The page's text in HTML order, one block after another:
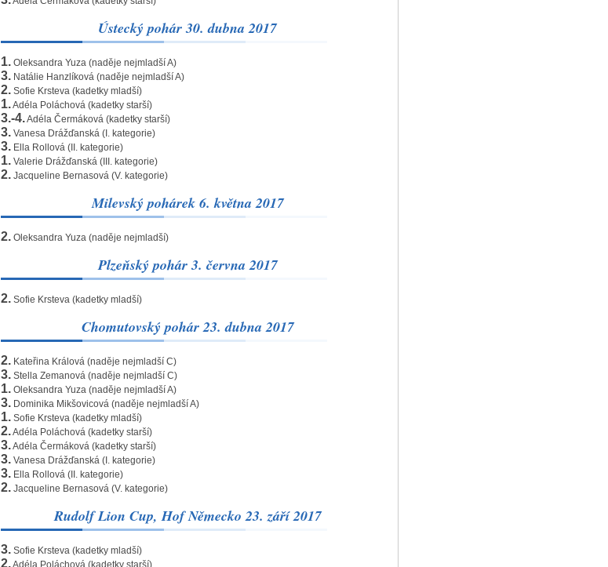
Ústecký pohár 30. dubna 2017
1.Oleksandra Yuza (naděje nejmladší A)
3.Natálie Hanzlíková (naděje nejmladší A)
2.Sofie Krsteva (kadetky mladší)
1.Adéla Poláchová (kadetky starší)
3.-4.Adéla Čermáková (kadetky starší)
3.Vanesa Drážďanská (I. kategorie)
3.Ella Rollová (II. kategorie)
1.Valerie Drážďanská (III. kategorie)
2.Jacqueline Bernasová (V. kategorie)
Milevský pohárek 6. května 2017
2.Oleksandra Yuza (naděje nejmladší)
Plzeňský pohár 3. června 2017
2.Sofie Krsteva (kadetky mladší)
Chomutovský pohár 23. dubna 2017
2.Kateřina Králová (naděje nejmladší C)
3.Stella Zemanová (naděje nejmladší C)
1.Oleksandra Yuza (naděje nejmladší A)
3.Dominika Mikšovicová (naděje nejmladší A)
1.Sofie Krsteva (kadetky mladší)
2.Adéla Poláchová (kadetky starší)
3.Adéla Čermáková (kadetky starší)
3.Vanesa Drážďanská (I. kategorie)
3.Ella Rollová (II. kategorie)
2.Jacqueline Bernasová (V. kategorie)
Rudolf Lion Cup, Hof Německo 23. září 2017
3.Sofie Krsteva (kadetky mladší)
2.Adéla Poláchová (kadetky starší)